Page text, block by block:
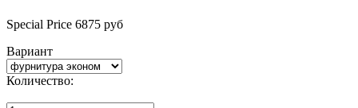
Special Price 6875 руб
Вариант
Количество: